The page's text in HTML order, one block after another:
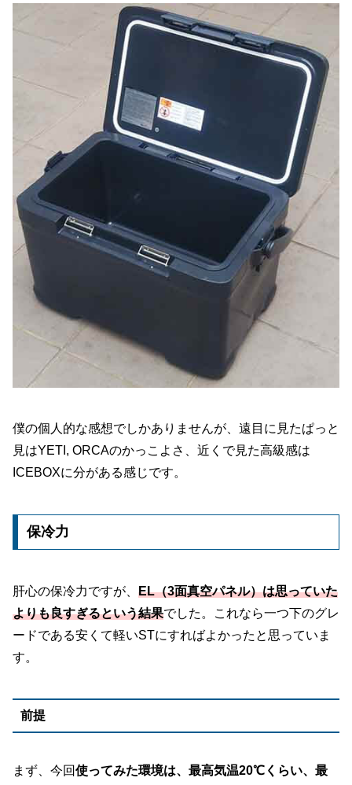
僕の個人的な感想でしかありませんが、遠目に見たぱっと
見はYETI, ORCAのかっこよさ、近くで見た高級感は
ICEBOXに分がある感じです。
保冷力
肝心の保冷力ですが、 EL（3面真空パネル）は思っていた
よりも良すぎるという結果でした。これなら一つ下のグレ
ードである安くて軽いSTにすればよかったと思っていま
す。
前提
まず、今回使ってみた環境は、最高気温20℃くらい、最